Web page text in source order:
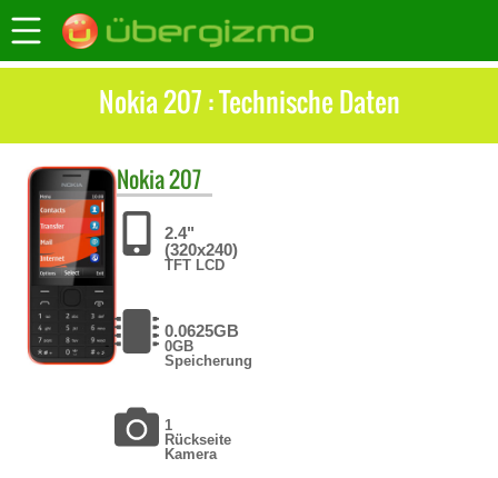
Nokia 207 : Technische Daten
Nokia207
2.4"
(320x240)
TFT LCD
0.0625GB
0GB
Speicherung
1
Rückseite
Kamera